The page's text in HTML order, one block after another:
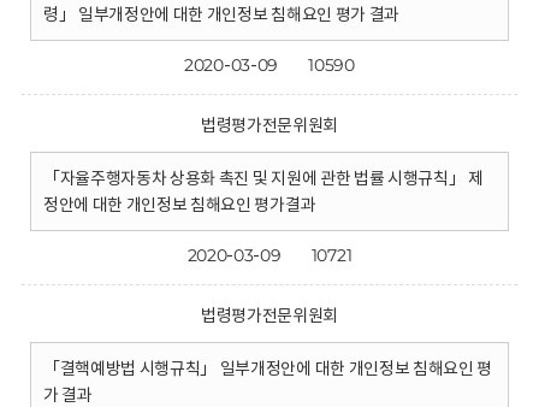
령」 일부개정안에 대한 개인정보 침해요인 평가 결과
2020-03-09 10590
법령평가전문위원회
「자율주행자동차 상용화 촉진 및 지원에 관한 법률 시행규칙」 제
정안에 대한 개인정보 침해요인 평가결과
2020-03-09 10721
법령평가전문위원회
「결핵예방법 시행규칙」 일부개정안에 대한 개인정보 침해요인 평
가 결과